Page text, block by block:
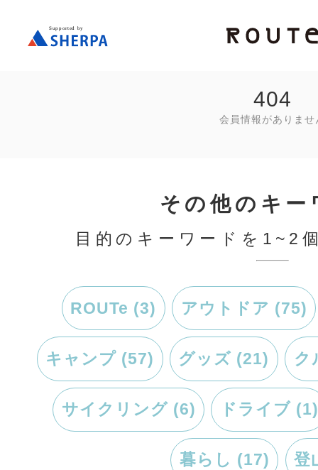
404
会員情報がありませ
その他のキー
目的のキーワードを1~2
ROUTe (3) アウトドア (75)
キャンプ (57) グッズ (21) ク
サイクリング (6) ドライブ (1)
暮らし (17) 登